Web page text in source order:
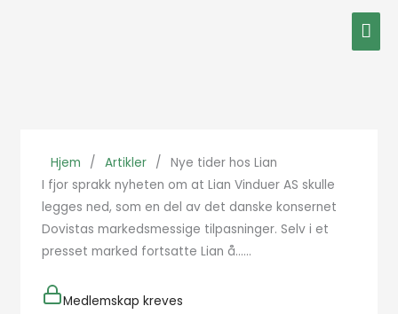
Hjem / Artikler /
Nye tider hos Lian
I fjor sprakk nyheten om at Lian Vinduer AS skulle
legges ned, som en del av det danske konsernet
Dovistas markedsmessige tilpasninger. Selv i et
presset marked fortsatte Lian å…...
Medlemskap kreves